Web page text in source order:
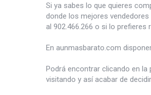
Si ya sabes lo que quieres
donde los mejores
al 902.466.266 o si lo
En aunmasbarato.com
Podrá encontrar clicando en
visitando y así acabar de